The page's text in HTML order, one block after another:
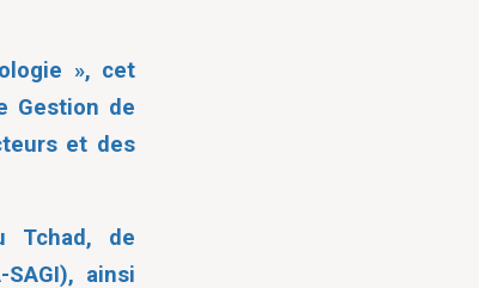
», cet
Gestion de
et des
Tchad, de
ainsi